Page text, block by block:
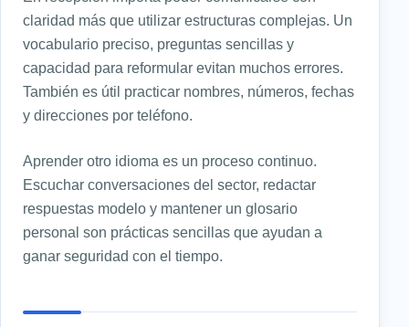
claridad más que utilizar estructuras complejas. Un
vocabulario preciso, preguntas sencillas y
capacidad para reformular evitan muchos errores.
También es útil practicar nombres, números, fechas
y direcciones por teléfono.
Aprender otro idioma es un proceso continuo.
Escuchar conversaciones del sector, redactar
respuestas modelo y mantener un glosario
personal son prácticas sencillas que ayudan a
ganar seguridad con el tiempo.